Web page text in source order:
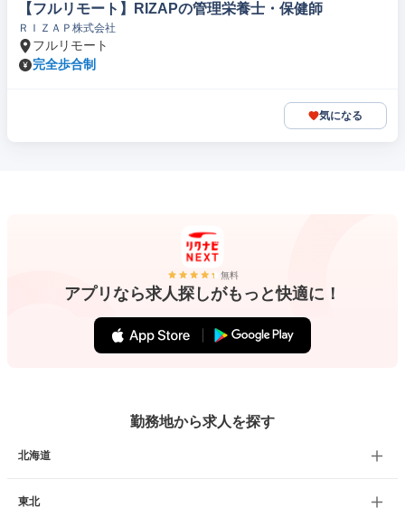
【フルリモート】RIZAPの管理栄養士・保健師
ＲＩＺＡＰ株式会社
フルリモート
完全歩合制
気になる
無料
アプリなら求人探しがもっと快適に！
勤務地から求人を探す
北海道
東北